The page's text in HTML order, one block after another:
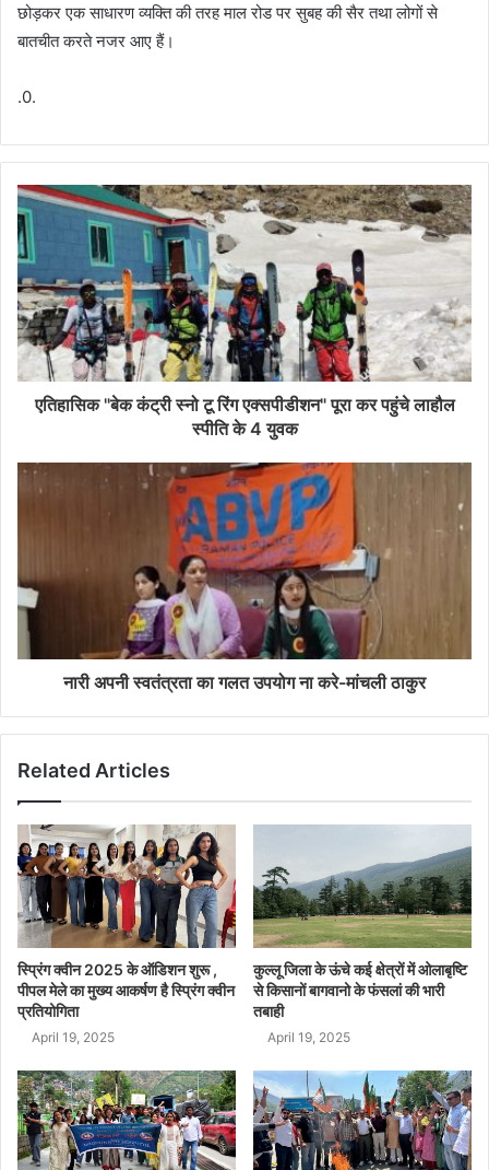
छोड़कर एक साधारण व्यक्ति की तरह माल रोड पर सुबह की सैर तथा लोगों से
बातचीत करते नजर आए हैं।
.0.
एतिहासिक "बेक कंट्री स्नो टू रिंग एक्सपीडीशन" पूरा कर पहुंचे लाहौल
स्पीति के 4 युवक
नारी अपनी स्वतंत्रता का गलत उपयोग ना करे-मांचली ठाकुर
Related Articles
स्प्रिंग क्वीन 2025 के ऑडिशन शुरू ,
पीपल मेले का मुख्य आकर्षण है स्प्रिंग क्वीन
प्रतियोगिता
April 19, 2025
कुल्लू जिला के ऊंचे कई क्षेत्रों में ओलाबृष्टि
से किसानों बागवानो के फंसलां की भारी
तबाही
April 19, 2025